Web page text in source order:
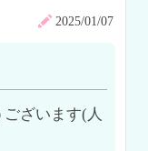
2025/01/07
ざいます(人